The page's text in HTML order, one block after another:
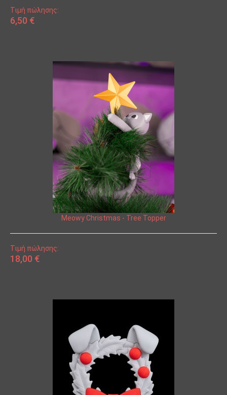
Τιμή πώλησης:
6,50 €
Meowy Christmas - Tree Topper
Τιμή πώλησης:
18,00 €